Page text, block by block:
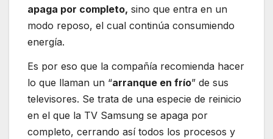
apaga por completo, sino que entra en un
modo reposo, el cual continúa consumiendo
energía.
Es por eso que la compañía recomienda hacer
lo que llaman un “arranque en frío” de sus
televisores. Se trata de una especie de reinicio
en el que la TV Samsung se apaga por
completo, cerrando así todos los procesos y